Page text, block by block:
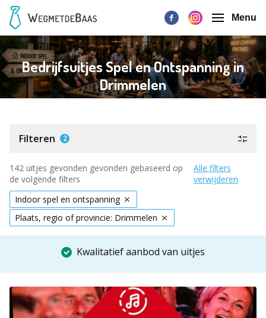
Menu
Bedrijfsuitjes Spel en Ontspanning in
Drimmelen
Filteren 2
142 uitjes gevonden gevonden gebaseerd op
de volgende filters
Alle filters
verwijderen
Indoor spel en ontspanning
Plaats, regio of provincie: Drimmelen
Kwalitatief aanbod van uitjes